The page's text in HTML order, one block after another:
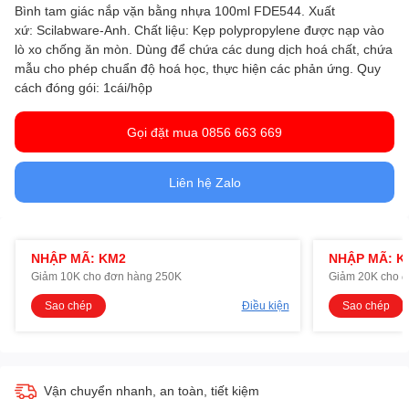
Bình tam giác nắp vặn bằng nhựa 100ml FDE544. Xuất
xứ: Scilabware-Anh. Chất liệu: Kẹp polypropylene được nạp vào
lò xo chống ăn mòn. Dùng để chứa các dung dịch hoá chất, chứa
mẫu cho phép chuẩn độ hoá học, thực hiện các phản ứng Quy
cách đóng gói: 1cái/hộp
Gọi đặt mua 0856 663 669
Liên hệ Zalo
NHẬP MÃ: KM2
Giảm 10K cho đơn hàng 250K
Sao chép Điều kiện
NHẬP MÃ:
Giảm 20K cho
Sao chép
Vận chuyển nhanh, an toàn, tiết kiệm